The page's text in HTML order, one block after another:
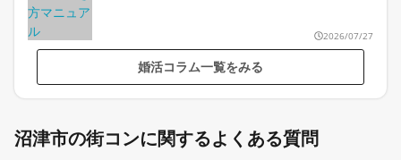
2026/07/27
婚活コラム一覧をみる
沼津市の街コンに関するよくある質問